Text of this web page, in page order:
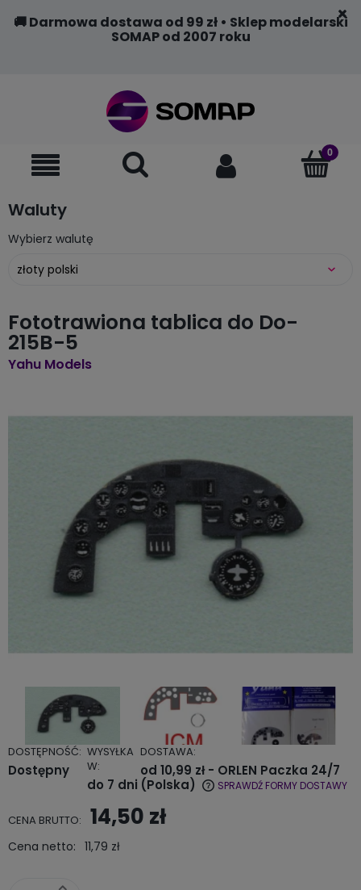
🚚 Darmowa dostawa od 99 zł • Sklep modelarski
SOMAP od 2007 roku
Waluty
Wybierz walutę
Fototrawiona tablica do Do-
215B-5
Yahu Models
DOSTĘPNOŚĆ:
Dostępny
WYSYŁKA
W:
do 7 dni
DOSTAWA:
od 10,99 zł - ORLEN Paczka 24/7
(Polska)
SPRAWDŹ FORMY DOSTAWY
CENA BRUTTO: 14,50 zł
Cena netto: 11,79 zł